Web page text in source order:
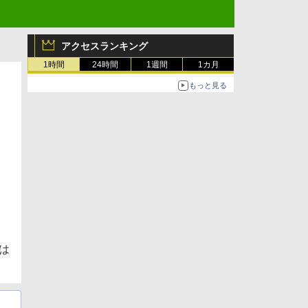
アクセスランキング
1時間 24時間 1週間 1カ月
もっと見る